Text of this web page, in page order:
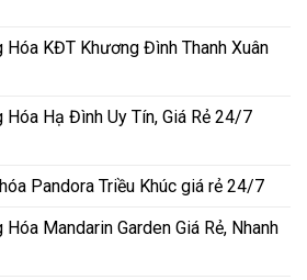
Hóa KĐT Khương Đình Thanh Xuân
Hóa Hạ Đình Uy Tín, Giá Rẻ 24/7
Pandora Triều Khúc giá rẻ 24/7
Mandarin Garden Giá Rẻ, Nhanh